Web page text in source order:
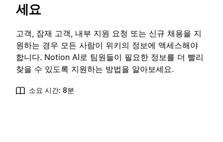
세요
고객, 잠재 고객, 내부 지원 요청 또는 신규 채용을 지
원하는 경우 모든 사람이 위키의 정보에 액세스해야
합니다. Notion AI로 팀원들이 필요한 정보를 더 빨리
찾을 수 있도록 지원하는 방법을 알아보세요.
소요 시간: 8분